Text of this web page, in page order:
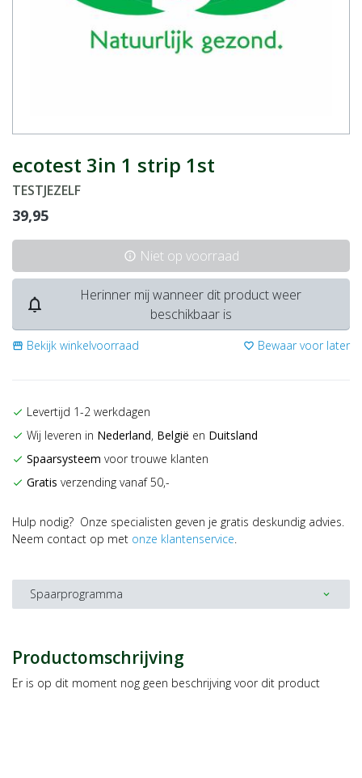
ecotest 3in 1 strip 1st
TESTJEZELF
39,95
info Niet op voorraad
notifications_none
Herinner mij wanneer dit product weer
beschikbaar is
storefront Bekijk winkelvoorraad favorite_border Bewaar voor later
check Levertijd 1-2 werkdagen
check Wij leveren in Nederland, België en Duitsland
check Spaarsysteem voor trouwe klanten
check Gratis verzending vanaf 50,-
Hulp nodig? Onze specialisten geven je gratis deskundig advies.
Neem contact op met onze klantenservice.
Spaarprogramma expand_more
Productomschrijving
Er is op dit moment nog geen beschrijving voor dit product